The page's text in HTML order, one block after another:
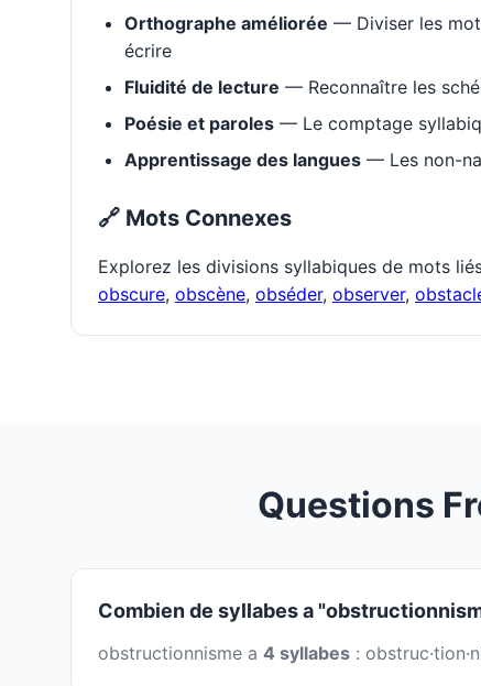
Orthographe améliorée — Diviser les
écrire
Fluidité de lecture — Reconnaître les
Poésie et paroles — Le comptage
Apprentissage des langues — Les non-
🔗 Mots Connexes
Explorez les divisions syllabiques de mots
obscure, obscène, obséder, observer,
Questions
Combien de syllabes a
obstructionnisme a 4 syllabes :